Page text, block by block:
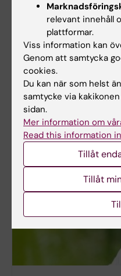
Elias Arner: Fler
relevant innehåll
plattformar.
Viss information kan
Genom att samtycka
cookies.
Du kan när som helst
samtycke via
sidan.
Mer information om
Read this information
Tillåt
Tillåt